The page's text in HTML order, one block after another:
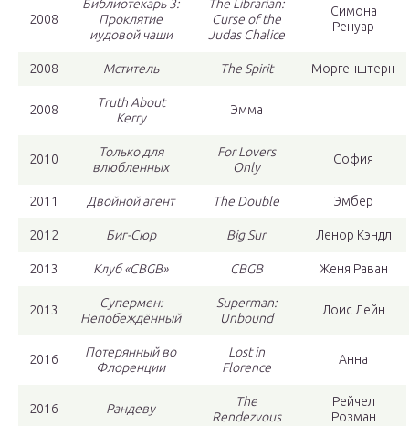
2008
Библиотекарь 3:
Проклятие
иудовой чаши
The Librarian:
Curse of the
Judas Chalice
Симона
Ренуар
2008 Мститель The Spirit Моргенштерн
2008
Truth About
Kerry
Эмма
2010
Только для
влюбленных
For Lovers
Only
София
2011 Двойной агент The Double Эмбер
2012 Биг-Сюр Big Sur Ленор Кэндл
2013 Клуб «CBGB» CBGB Женя Раван
2013
Супермен:
Непобеждённый
Superman:
Unbound
Лоис Лейн
2016
Потерянный во
Флоренции
Lost in
Florence
Анна
2016 Рандеву
The
Rendezvous
Рейчел
Розман